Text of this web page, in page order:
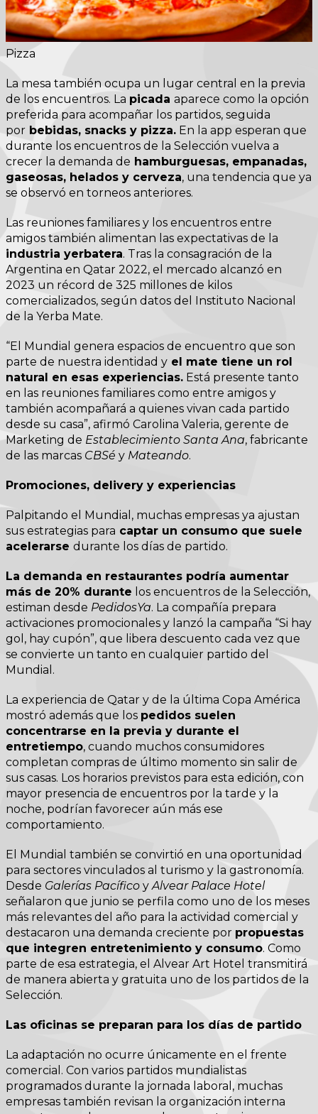
Pizza
La mesa también ocupa un lugar central en la previa
de los encuentros. La picada aparece como la opción
preferida para acompañar los partidos, seguida
por bebidas, snacks y pizza. En la app esperan que
durante los encuentros de la Selección vuelva a
crecer la demanda de hamburguesas, empanadas,
gaseosas, helados y cerveza, una tendencia que ya
se observó en torneos anteriores.
Las reuniones familiares y los encuentros entre
amigos también alimentan las expectativas de la
industria yerbatera. Tras la consagración de la
Argentina en Qatar 2022, el mercado alcanzó en
2023 un récord de 325 millones de kilos
comercializados, según datos del Instituto Nacional
de la Yerba Mate.
“El Mundial genera espacios de encuentro que son
parte de nuestra identidad y el mate tiene un rol
natural en esas experiencias. Está presente tanto
en las reuniones familiares como entre amigos y
también acompañará a quienes vivan cada partido
desde su casa”, afirmó Carolina Valeria, gerente de
Marketing de Establecimiento Santa Ana, fabricante
de las marcas CBSé y Mateando.
Promociones, delivery y experiencias
Palpitando el Mundial, muchas empresas ya ajustan
sus estrategias para captar un consumo que suele
acelerarse durante los días de partido.
La demanda en restaurantes podría aumentar
más de 20% durante los encuentros de la Selección,
estiman desde PedidosYa. La compañía prepara
activaciones promocionales y lanzó la campaña “Si hay
gol, hay cupón”, que libera descuento cada vez que
se convierte un tanto en cualquier partido del
Mundial.
La experiencia de Qatar y de la última Copa América
mostró además que los pedidos suelen
concentrarse en la previa y durante el
entretiempo, cuando muchos consumidores
completan compras de último momento sin salir de
sus casas. Los horarios previstos para esta edición, con
mayor presencia de encuentros por la tarde y la
noche, podrían favorecer aún más ese
comportamiento.
El Mundial también se convirtió en una oportunidad
para sectores vinculados al turismo y la gastronomía.
Desde Galerías Pacífico y Alvear Palace Hotel
señalaron que junio se perfila como uno de los meses
más relevantes del año para la actividad comercial y
destacaron una demanda creciente por propuestas
que integren entretenimiento y consumo. Como
parte de esa estrategia, el Alvear Art Hotel transmitirá
de manera abierta y gratuita uno de los partidos de la
Selección.
Las oficinas se preparan para los días de partido
La adaptación no ocurre únicamente en el frente
comercial. Con varios partidos mundialistas
programados durante la jornada laboral, muchas
empresas también revisan la organización interna